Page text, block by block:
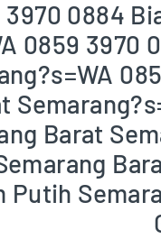
3970 0884
0859 3970
Barat
Putih